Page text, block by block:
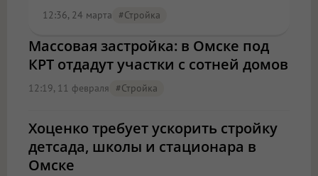
12:36, 24 марта #стройка
Массовая застройка: в Омске под
КРТ отдадут участки с сотней домов
12:19, 11 февраля #стройка
Хоценко требует ускорить стройку
детсада, школы и стационара в
Омске